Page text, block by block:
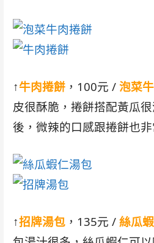
↑牛肉捲餅，100元 / 泡菜
皮很酥脆，捲餅搭配黃瓜
後，微辣的口感跟捲餅也
↑招牌湯包，135元 /絲瓜